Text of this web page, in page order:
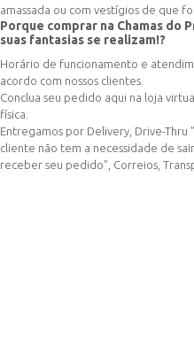
amassada ou com vestígios de que
Porque comprar na Chamas do
suas fantasias se realizam!?
Horário de funcionamento e
acordo com nossos clientes.
Conclua seu pedido aqui na loja
física.
Entregamos por Delivery, Drive-
cliente não tem a necessidade de
receber seu pedido", Correios,